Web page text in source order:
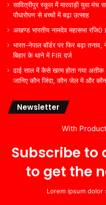
सावित्रीपुर स्कूल में मारवाड़ी युवा मंच
पौधारोपण से बच्चों में बढ़ा उत्साह
अखण्ड भारतीय नामदेव महासभा रजि0
भारत-नेपाल बॉर्डर पर फिर बढ़ा तनाव,
बिहार के थाने में FIR दर्ज
ढाई साल में कैसे खत्म होता गया
जानिए कौन जिंदा, कौन जेल में और
Newsletter
With
Subscribe to
to get the
Lorem ipsum